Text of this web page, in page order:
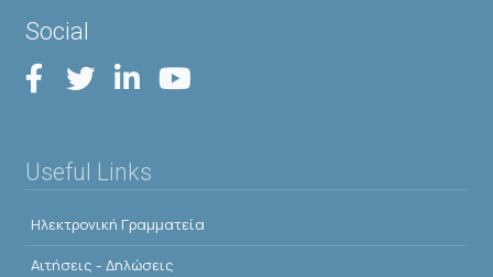
Social
Useful Links
Ηλεκτρονική Γραμματεία
Αιτήσεις - Δηλώσεις